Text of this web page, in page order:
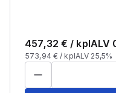
457,32 € / kplALV
573,94 € / kplALV 25,5%